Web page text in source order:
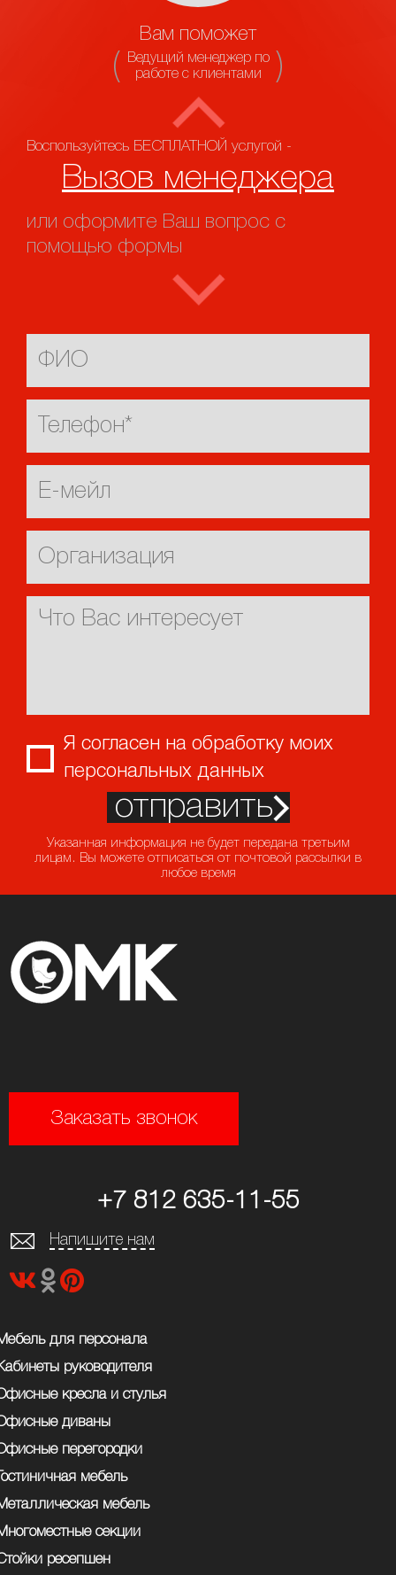
Вам поможет
Ведущий менеджер по
работе с клиентами
Воспользуйтесь БЕСПЛАТНОЙ услугой -
Вызов менеджера
или оформите Ваш вопрос с
помощью формы
Я согласен на обработку моих
персональных данных
отправить
Указанная информация не будет передана третьим
лицам. Вы можете отписаться от почтовой рассылки в
любое время
для персонала
руководителя
кресла и стулья
диваны
перегородки
мебель
мебель
секции
ресепшен
Заказать звонок
+7 812 635-11-55
Напишите нам